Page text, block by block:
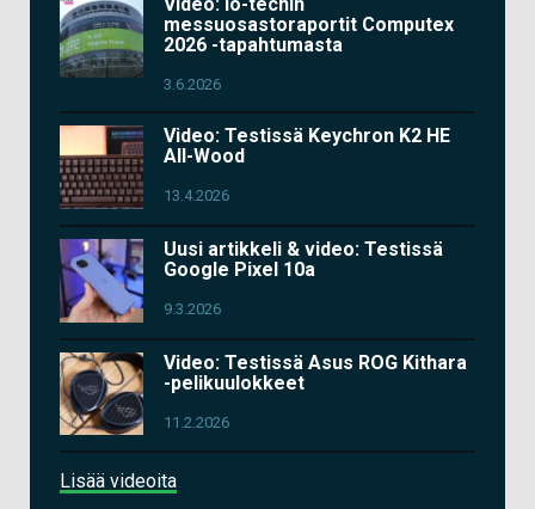
Video: io-techin
messuosastoraportit Computex
2026 -tapahtumasta
3.6.2026
Video: Testissä Keychron K2 HE
All-Wood
13.4.2026
Uusi artikkeli & video: Testissä
Google Pixel 10a
9.3.2026
Video: Testissä Asus ROG Kithara
-pelikuulokkeet
11.2.2026
Lisää videoita